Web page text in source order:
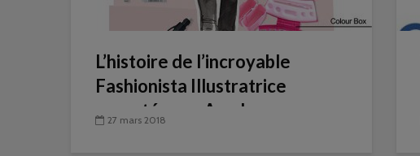
L’histoire de l’incroyable
Fashionista Illustratrice
racontée par Amylee
27 mars 2018